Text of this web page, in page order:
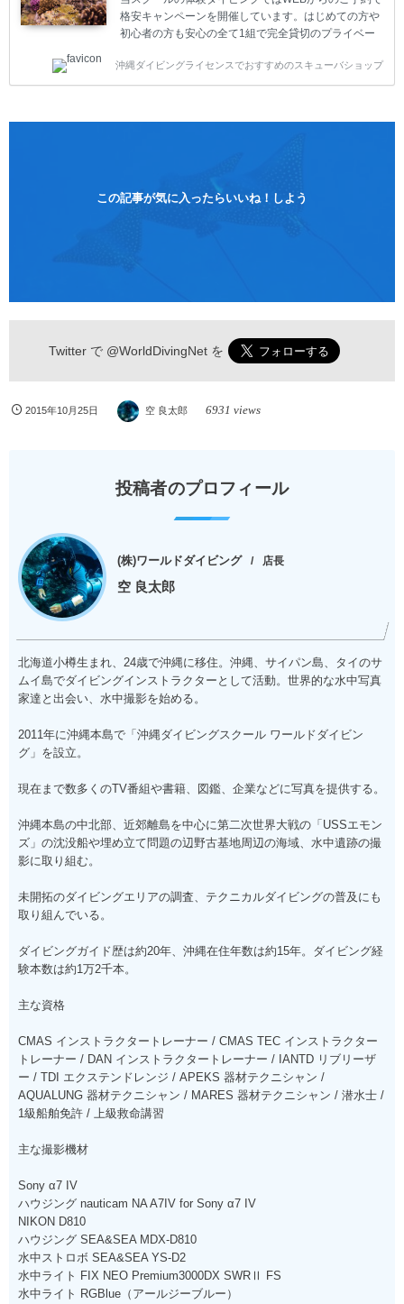
格安キャンペーンを開催しています。はじめての方や
初心者の方も安心の全て1組で完全貸切のプライベー
1人様から気軽にご参加ください。 全てのコースで高
画質の記念撮影&水中撮影付きです。初心者の方やダ
す。 沖縄本島周辺ビーチ・体験ダイビング 格安キャ
らのんびりダイビングを楽しめます...
沖縄ダイビングライセンスでおすすめのスキューバショップ
この記事が気に入ったらいいね！しよう
Twitter で @WorldDivingNetを
2015年10月25日 空 良太郎 6931 views
投稿者のプロフィール
(株)ワールドダイビング 店長
空 良太郎
北海道小樽生まれ、24歳で沖縄に移住。沖縄、サイパン島、タイのサ
ムイ島でダイビングインストラクターとして活動。世界的な水中写真
家達と出会い、水中撮影を始める。
2011年に沖縄本島で「沖縄ダイビングスクール ワールドダイビン
グ」を設立。
現在まで数多くのTV番組や書籍、図鑑、企業などに写真を提供する。
沖縄本島の中北部、近郊離島を中心に第二次世界大戦の「USSエモン
ズ」の沈没船や埋め立て問題の辺野古基地周辺の海域、水中遺跡の撮
影に取り組む。
未開拓のダイビングエリアの調査、テクニカルダイビングの普及にも
取り組んでいる。
ダイビングガイド歴は約20年、沖縄在住年数は約15年。ダイビング経
験本数は約1万2千本。
主な資格
CMAS インストラクタートレーナー / CMAS TEC インストラクター
トレーナー / DAN インストラクタートレーナー / IANTD リブリーザ
ー / TDI エクステンドレンジ / APEKS 器材テクニシャン /
AQUALUNG 器材テクニシャン / MARES 器材テクニシャン / 潜水士 /
1級船舶免許 / 上級救命講習
主な撮影機材
Sony α7 IV
ハウジング nauticam NA A7IV for Sony α7 IV
NIKON D810
ハウジング SEA&SEA MDX-D810
水中ストロボ SEA&SEA YS-D2
水中ライト FIX NEO Premium3000DX SWRⅡ FS
水中ライト RGBlue（アールジーブルー）